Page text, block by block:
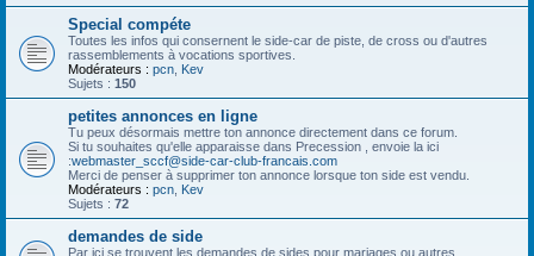
Special compéte
Toutes les infos qui consernent le side-car de piste, de cross ou d'autres
rassemblements à vocations sportives.
Modérateurs : pcn Kev
Sujets : 150
petites annonces en ligne
Tu peux désormais mettre ton annonce directement dans ce forum.
Si tu souhaites qu'elle apparaisse dans Precession , envoie la ici
:webmaster_sccf@side-car-club-francais.com
Merci de penser à supprimer ton annonce lorsque ton side est vendu.
Modérateurs : pcn Kev
Sujets : 72
demandes de side
Par ici se trouvent les demandes de sides pour mariages ou autres